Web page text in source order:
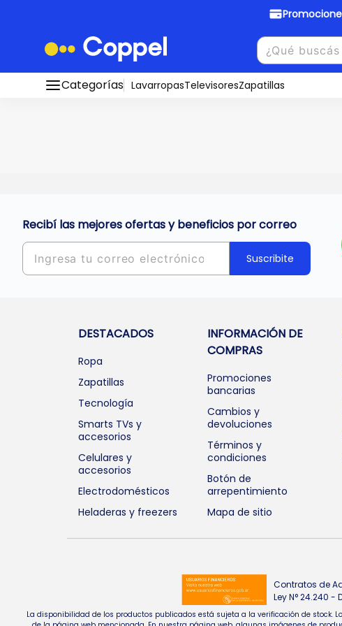
Promociones Bancarias
Conocé todos nuestros medios de pago
Crédito
Hasta
Categorías LavarropasTelevisoresZapatillas
Recibí las mejores ofertas y beneficios por correo
Suscribite
DESTACADOS
Ropa
Zapatillas
Tecnología
Smarts TVs y
accesorios
Celulares y
accesorios
Electrodomésticos
Heladeras y freezers
INFORMACIÓN DE
COMPRAS
Promociones
bancarias
Cambios y
devoluciones
Términos y
condiciones
Botón de
arrepentimiento
Mapa de sitio
Contratos de
Ley N° 24.240
La disponibilidad de los productos publicados está sujeta a la verificación de stock.